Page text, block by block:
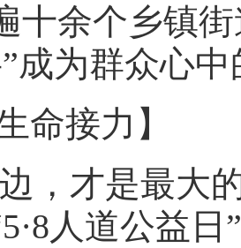
十余个乡镇
成为群众心中
命接力】
，才是最大
人道公益